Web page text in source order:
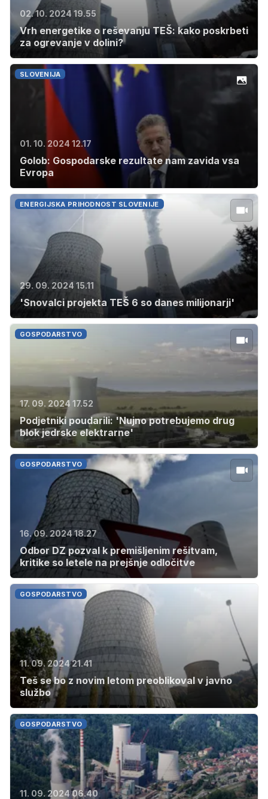
02. 10. 2024 19.55
Vrh energetike o reševanju TEŠ: kako poskrbeti
za ogrevanje v dolini?
SLOVENIJA
01. 10. 2024 12.17
Golob: Gospodarske rezultate nam zavida vsa
Evropa
ENERGIJSKA PRIHODNOST SLOVENIJE
29. 09. 2024 15.11
'Snovalci projekta TEŠ 6 so danes milijonarji'
GOSPODARSTVO
17. 09. 2024 17.52
Podjetniki poudarili: 'Nujno potrebujemo drug
blok jedrske elektrarne'
GOSPODARSTVO
16. 09. 2024 18.27
Odbor DZ pozval k premišljenim rešitvam,
kritike so letele na prejšnje odločitve
GOSPODARSTVO
11. 09. 2024 21.41
Teš se bo z novim letom preoblikoval v javno
službo
GOSPODARSTVO
11. 09. 2024 06.40